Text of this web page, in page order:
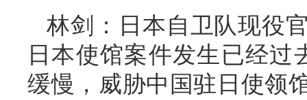
林剑：日本自卫队现役
日本使馆案件发生已经过
缓慢，威胁中国驻日使领